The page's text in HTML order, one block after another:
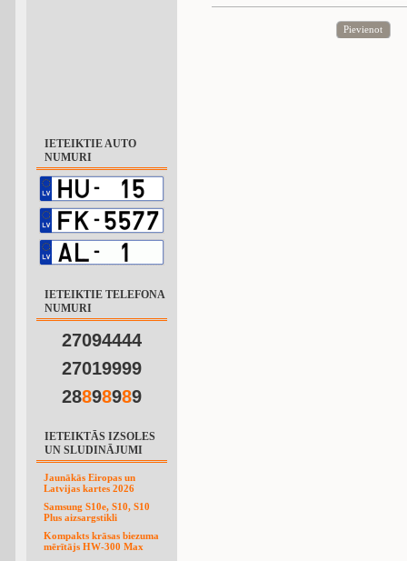
IETEIKTIE AUTO
NUMURI
IETEIKTIE TELEFONA
NUMURI
27094444
27019999
28898989
IETEIKTĀS IZSOLES
UN SLUDINĀJUMI
Jaunākās Eiropas un
Latvijas kartes 2026
Samsung S10e, S10, S10
Plus aizsargstikli
Kompakts krāsas biezuma
mērītājs HW-300 Max
Pievienot